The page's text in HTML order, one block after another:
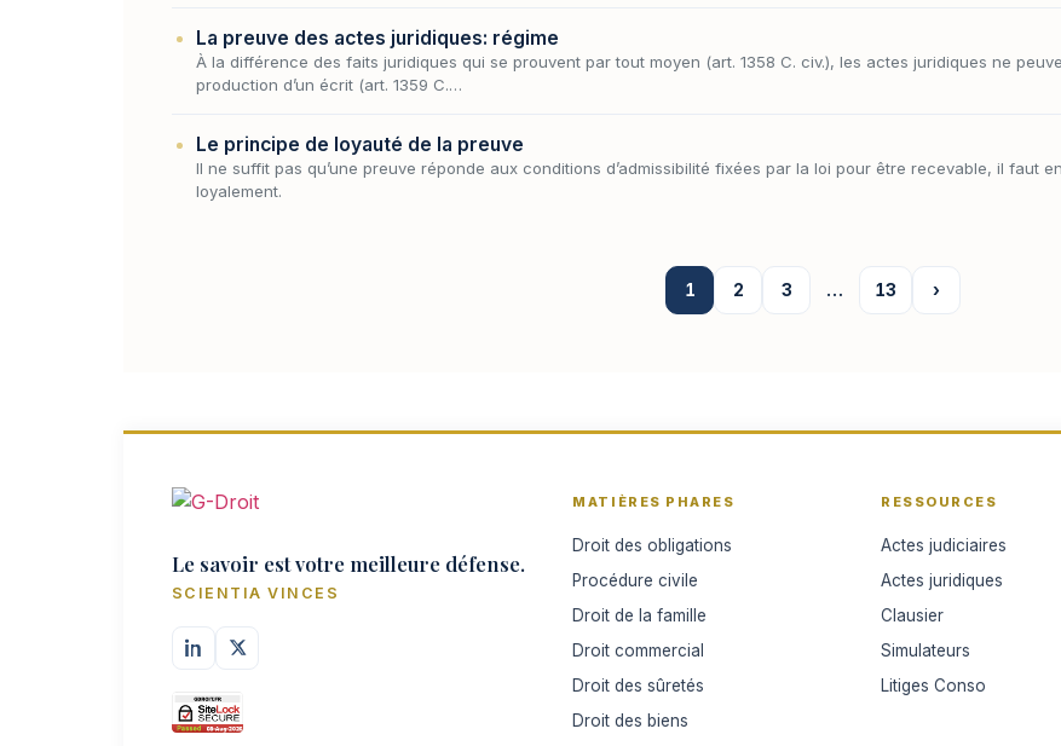
La preuve des actes juridiques: régime
À la différence des faits juridiques qui se prouvent par tout moyen (art. 1358 C. civ.), les actes juridiques ne
production d’un écrit (art. 1359 C.…
Le principe de loyauté de la preuve
Il ne suffit pas qu’une preuve réponde aux conditions d’admissibilité fixées par la loi pour être recevable, il faut
loyalement.
1 2 3 … 13 ›
Le savoir est votre meilleure défense.
SCIENTIA VINCES
MATIÈRES PHARES
Droit des obligations
Procédure civile
Droit de la famille
Droit commercial
Droit des sûretés
Droit des biens
RESSOURCES
Actes judiciaires
Actes juridiques
Clausier
Simulateurs
Litiges Conso